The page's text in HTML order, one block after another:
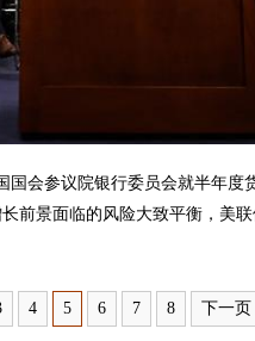
参议院银行委员会就半年度
前景面临的风险大致平衡，美
4 5 6 7 8 下一页